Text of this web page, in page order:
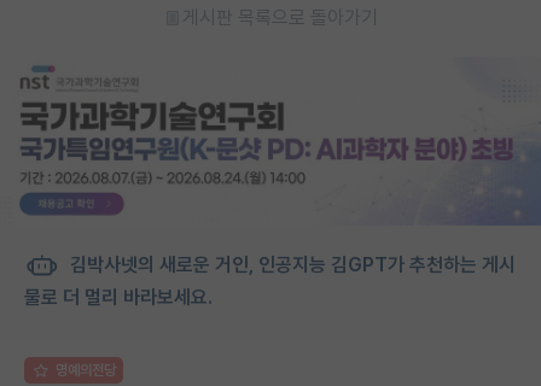
게시판 목록으로 돌아가기
김박사넷의 새로운 거인, 인공지능 김GPT가 추천하는 게시
물로 더 멀리 바라보세요.
명예의전당